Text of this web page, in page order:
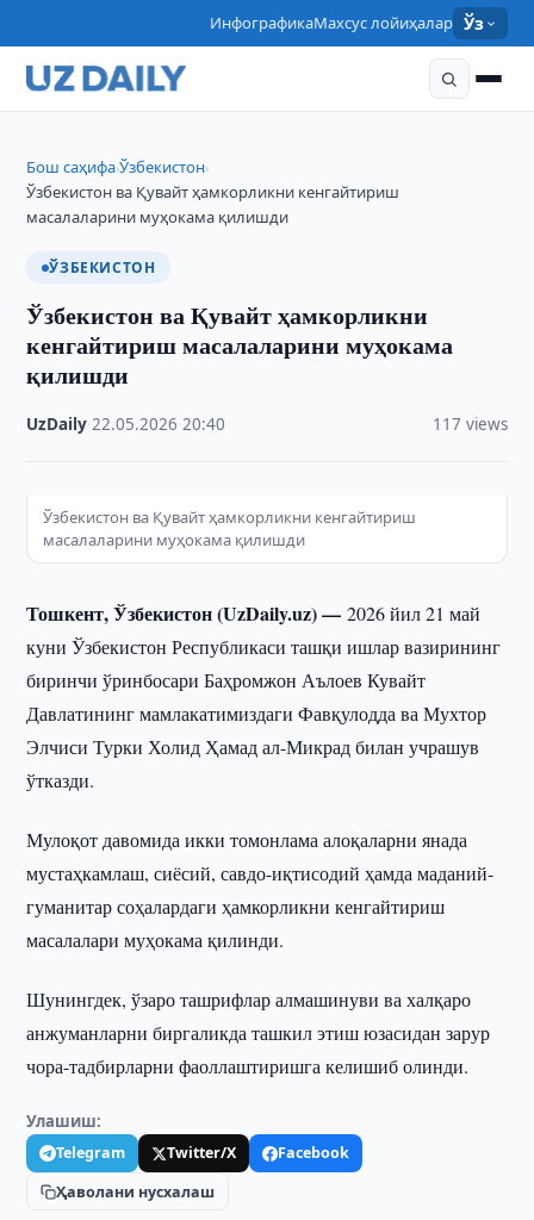
ИнфографикаМахсус лойиҳалар Ўз
Бош саҳифа›Ўзбекистон›
Ўзбекистон ва Қувайт ҳамкорликни кенгайтириш
масалаларини муҳокама қилишди
ЎЗБЕКИСТОН
Ўзбекистон ва Қувайт ҳамкорликни
кенгайтириш масалаларини муҳокама
қилишди
UzDaily ·22.05.2026 ·20:40 117 views
Ўзбекистон ва Қувайт ҳамкорликни кенгайтириш
масалаларини муҳокама қилишди
Тошкент, Ўзбекистон (UzDaily.uz) —2026 йил 21 май
куни Ўзбекистон Республикаси ташқи ишлар вазирининг
биринчи ўринбосари Баҳромжон Аълоев Кувайт
Давлатининг мамлакатимиздаги Фавқулодда ва Мухтор
Элчиси Турки Холид Ҳамад ал-Микрад билан учрашув
ўтказди.
Мулоқот давомида икки томонлама алоқаларни янада
мустаҳкамлаш, сиёсий, савдо-иқтисодий ҳамда маданий-
гуманитар соҳалардаги ҳамкорликни кенгайтириш
масалалари муҳокама қилинди.
Шунингдек, ўзаро ташрифлар алмашинуви ва халқаро
анжуманларни биргаликда ташкил этиш юзасидан зарур
чора-тадбирларни фаоллаштиришга келишиб олинди.
Улашиш:
Telegram Twitter/X
Facebook
Ҳаволани нусхалаш